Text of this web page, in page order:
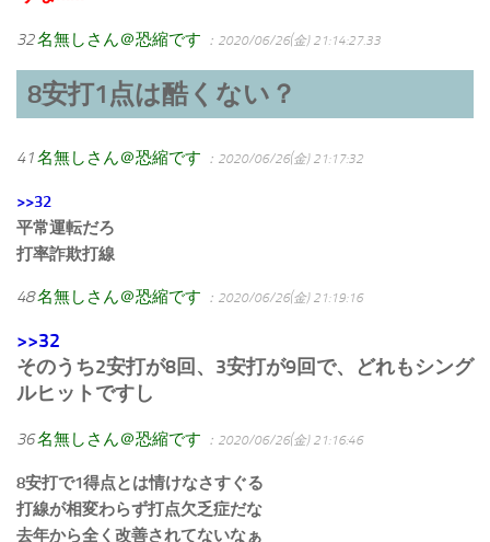
32名無しさん＠恐縮です ：2020/06/26(金) 21:14:27.33
8安打1点は酷くない？
41名無しさん＠恐縮です ：2020/06/26(金) 21:17:32
>>32
平常運転だろ
打率詐欺打線
48名無しさん＠恐縮です ：2020/06/26(金) 21:19:16
>>32
そのうち2安打が8回、3安打が9回で、どれもシング
ルヒットですし
36名無しさん＠恐縮です ：2020/06/26(金) 21:16:46
8安打で1得点とは情けなさすぐる
打線が相変わらず打点欠乏症だな
去年から全く改善されてないなぁ